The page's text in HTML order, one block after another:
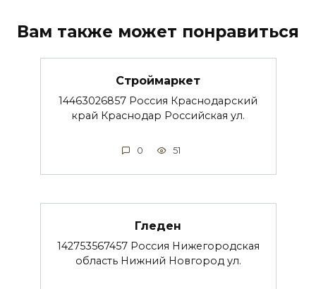
Вам также может понравиться
Строймаркет
14463026857 Россия Краснодарский
край Краснодар Российская ул.
0 51
Гледен
142753567457 Россия Нижегородская
область Нижний Новгород ул.